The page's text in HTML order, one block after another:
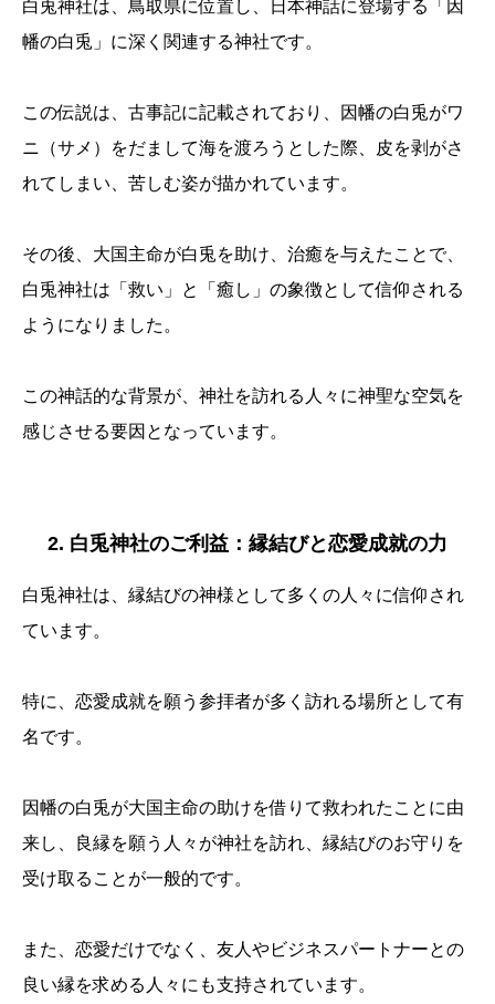
白兎神社は、鳥取県に位置し、日本神話に登場する「因
幡の白兎」に深く関連する神社です。
この伝説は、古事記に記載されており、因幡の白兎がワ
ニ（サメ）をだまして海を渡ろうとした際、皮を剥がさ
れてしまい、苦しむ姿が描かれています。
その後、大国主命が白兎を助け、治癒を与えたことで、
白兎神社は「救い」と「癒し」の象徴として信仰される
ようになりました。
この神話的な背景が、神社を訪れる人々に神聖な空気を
感じさせる要因となっています。
2. 白兎神社のご利益：縁結びと恋愛成就の力
白兎神社は、縁結びの神様として多くの人々に信仰され
ています。
特に、恋愛成就を願う参拝者が多く訪れる場所として有
名です。
因幡の白兎が大国主命の助けを借りて救われたことに由
来し、良縁を願う人々が神社を訪れ、縁結びのお守りを
受け取ることが一般的です。
また、恋愛だけでなく、友人やビジネスパートナーとの
良い縁を求める人々にも支持されています。